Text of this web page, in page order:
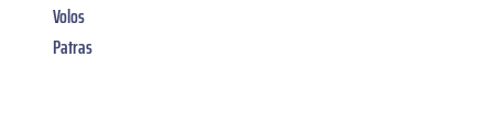
Volos
Patras